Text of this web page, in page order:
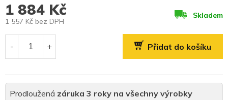
Prodloužená záruka 3 roky na všechny výrobky
1 884 Kč
1 557 Kč bez DPH
Skladem
Přidat do košíku